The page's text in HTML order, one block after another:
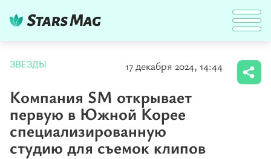
ЗВЕЗДЫ 17 декабря 2024, 14:44
Компания SM открывает
первую в Южной Корее
специализированную
студию для съемок клипов